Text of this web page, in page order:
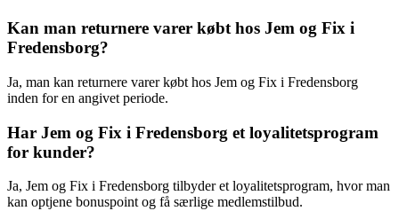
Kan man returnere varer købt hos Jem og Fix i
Fredensborg?
Ja, man kan returnere varer købt hos Jem og Fix i Fredensborg
inden for en angivet periode.
Har Jem og Fix i Fredensborg et loyalitetsprogram
for kunder?
Ja, Jem og Fix i Fredensborg tilbyder et loyalitetsprogram, hvor man
kan optjene bonuspoint og få særlige medlemstilbud.